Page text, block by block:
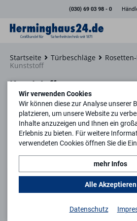
(030) 69 03 98 - 0
Startseite Türbeschläge
Kunststoff
Kunststoff
Filtern
Wir verwenden Cookies
Wir können diese zur Analyse unserer
platzieren, um unsere Website zu
Inhalte anzuzeigen und Ihnen ein
Erlebnis zu bieten. Für weitere
verwendeten Cookies öffnen Sie die
mehr Infos
Alle Akzeptieren
Datenschutz